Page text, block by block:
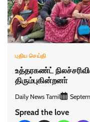
புதிய செய்தி
உத்தரகண்ட்
திரும்புகின்றனா்
Daily News Tamil
Spread the love